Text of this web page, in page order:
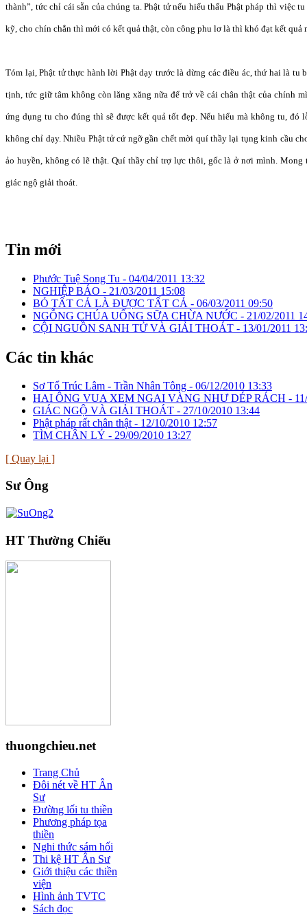
thành”, tức chỉ cái sẵn của chúng ta. Phật tử nếu hiểu thấu Phật pháp thì việc
kỹ, cho chín chắn thì mới có kết quả thật, còn công phu lơ là thì khó đạt kết quả
Tóm lại, Phật tử thực hành lời Phật dạy trước là dừng các điều ác, thứ hai là tu
tịnh, tức giữ tâm không còn lăng xăng nữa để trở về cái chân thật của chính
ứng dụng tu cho đúng thì sẽ được kết quả tốt đẹp. Nếu hiểu mà không tu,
không chỉ dạy. Nhiều Phật tử cứ ngỡ gần chết mời quí thầy lại tụng kinh cầu
ảo huyền, không có lẽ thật. Quí thầy chỉ trợ lực thôi, gốc là ở nơi mình. Mong
giác ngộ giải thoát.
Tin mới
Phước Tuệ Song Tu - 04/04/2011 13:32
NGHIỆP BÁO - 21/03/2011 15:08
BỎ TẤT CẢ LÀ ĐƯỢC TẤT CẢ - 06/03/2011 09:50
NGỖNG CHÚA UỐNG SỮA CHỪA NƯỚC - 21/02/2011
CỘI NGUỒN SANH TỬ VÀ GIẢI THOÁT - 13/01/2011
Các tin khác
Sơ Tổ Trúc Lâm - Trần Nhân Tông - 06/12/2010 13:33
HAI ÔNG VUA XEM NGAI VÀNG NHƯ DÉP RÁCH -
GIÁC NGỘ VÀ GIẢI THOÁT - 27/10/2010 13:44
Phật pháp rất chân thật - 12/10/2010 12:57
TÌM CHÂN LÝ - 29/09/2010 13:27
[ Quay lại ]
Sư Ông
HT Thường Chiếu
thuongchieu.net
Trang Chủ
Đôi nét về HT Ân
Sư
Đường lối tu thiền
Phương pháp tọa
thiền
Nghi thức sám hối
Thi kệ HT Ân Sư
Giới thiệu các thiền
viện
Hình ảnh TVTC
Sách đọc